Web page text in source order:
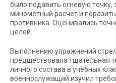
было подавить огневую точку,
минометный расчет и
противника. Оценивались
целей.
Выполнению упражнений
предшествовала тщательная
личного состава в учебных
военнослужащий изучил